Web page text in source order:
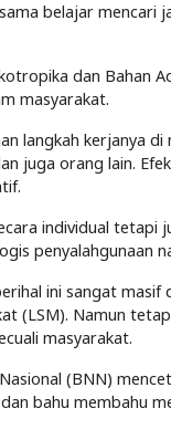
belajar
dan Bahan
masyarakat.
langkah kerjanya
juga orang lain.
individual
penyalahgunaan
ini sangat
(LSM). Namun
masyarakat.
(BNN)
bahu membahu